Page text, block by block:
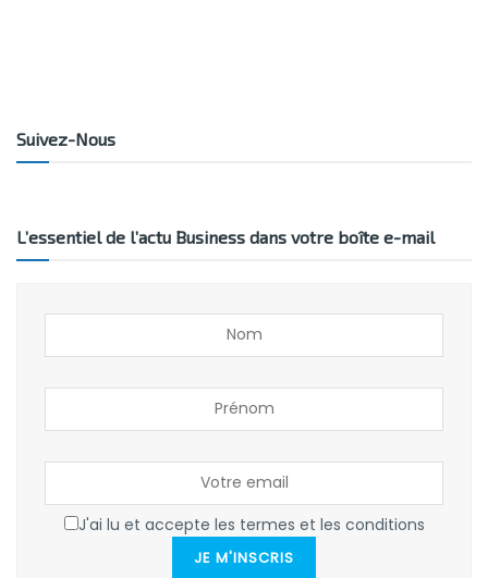
Suivez-Nous
L’essentiel de l’actu Business dans votre boîte e-mail
J'ai lu et accepte les termes et les conditions
JE M'INSCRIS